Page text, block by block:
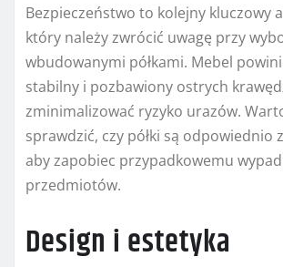
Bezpieczeństwo to kolejny kluczowy
który należy zwrócić uwagę przy
wbudowanymi półkami. Mebel
stabilny i pozbawiony ostrych
zminimalizować ryzyko urazów.
sprawdzić, czy półki są odpowiednio
aby zapobiec przypadkowemu
przedmiotów.
Design i estetyka